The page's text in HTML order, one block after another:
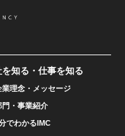
を知る・仕事を知る
業理念・メッセージ
門・事業紹介
でわかるIMC